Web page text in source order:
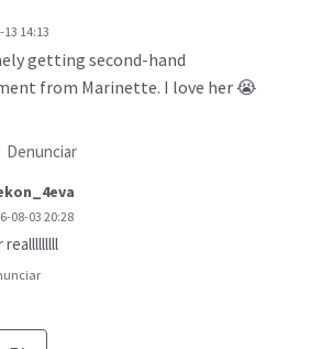
14:13
getting second-hand
from Marinette. I love her 😭
Denunciar
08-03 20:28
realllllllll